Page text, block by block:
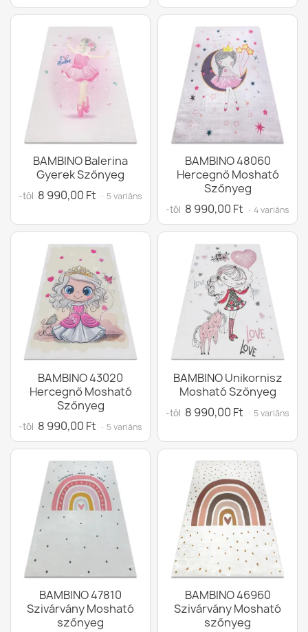
BAMBINO Balerina
Gyerek Szőnyeg
-tól 8 990,00 Ft · 5 variáns
BAMBINO 48060
Hercegnő Mosható
Szőnyeg
-tól 8 990,00 Ft · 4 variáns
BAMBINO 43020
Hercegnő Mosható
Szőnyeg
-tól 8 990,00 Ft · 5 variáns
BAMBINO Unikornisz
Mosható Szőnyeg
-tól 8 990,00 Ft · 5 variáns
BAMBINO 47810
Szivárvány Mosható
szőnyeg
BAMBINO 46960
Szivárvány Mosható
szőnyeg